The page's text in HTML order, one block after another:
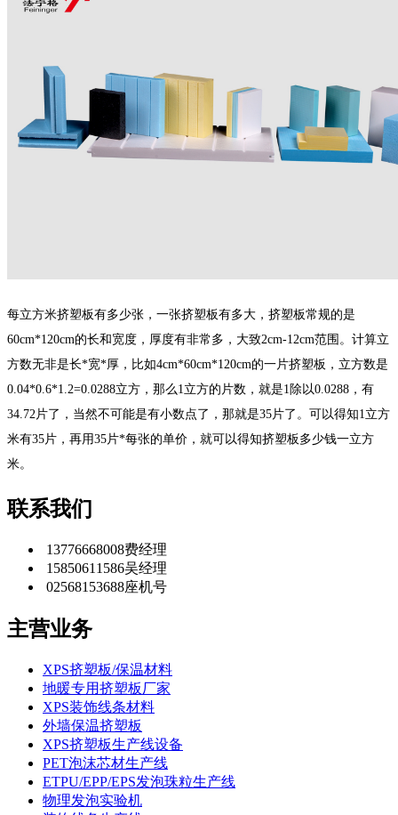
每立方米挤塑板有多少张，一张挤塑板有多大，挤塑板常规的是
60cm*120cm的长和宽度，厚度有非常多，大致2cm-12cm范围。计算立
方数无非是长*宽*厚，比如4cm*60cm*120cm的一片挤塑板，立方数是
0.04*0.6*1.2=0.0288立方，那么1立方的片数，就是1除以0.0288，有
34.72片了，当然不可能是有小数点了，那就是35片了。 可以得知1立方
米有35片，再用35片*每张的单价，就可以得知挤塑板多少钱一立方
米。
联系我们
13776668008费经理
15850611586吴经理
02568153688座机号
主营业务
XPS挤塑板/保温材料
地暖专用挤塑板厂家
XPS装饰线条材料
外墙保温挤塑板
XPS挤塑板生产线设备
PET泡沫芯材生产线
ETPU/EPP/EPS发泡珠粒生产线
物理发泡实验机